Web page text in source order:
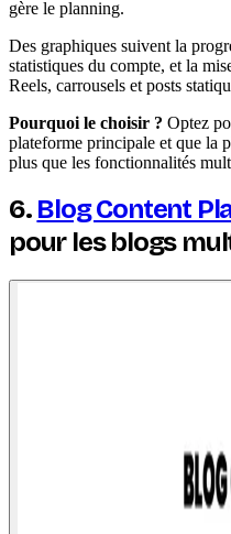
gère le planning.
Des graphiques suivent la
statistiques du compte, et la
Reels, carrousels et posts
Pourquoi le choisir ? Optez
plateforme principale et que la
plus que les fonctionnalités
6. Blog Content
pour les blogs